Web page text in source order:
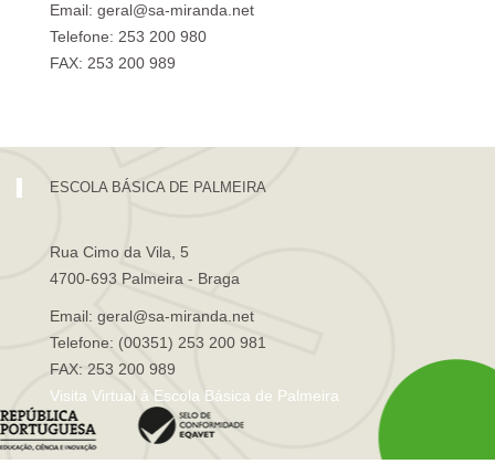
Email: geral@sa-miranda.net
Telefone: 253 200 980
FAX: 253 200 989
ESCOLA BÁSICA DE PALMEIRA
Rua Cimo da Vila, 5
4700-693 Palmeira - Braga
Email: geral@sa-miranda.net
Telefone: (00351) 253 200 981
FAX: 253 200 989
Visita Virtual à Escola Básica de Palmeira